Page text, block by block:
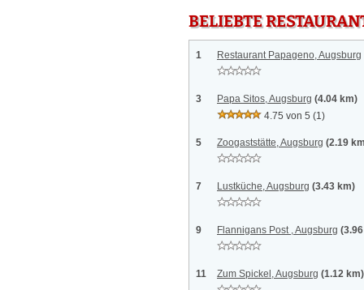
BELIEBTE
1 Restaurant Papageno, Augsburg
3 Papa Sitos, Augsburg (4.04 km)
4.75 von 5 (1)
5 Zoogaststätte, Augsburg (2.19
7 Lustküche, Augsburg (3.43 km)
9 Flannigans Post , Augsburg
11 Zum Spickel, Augsburg (1.12 km)